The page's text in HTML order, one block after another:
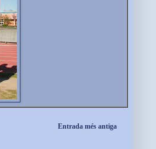
Entrada més antiga